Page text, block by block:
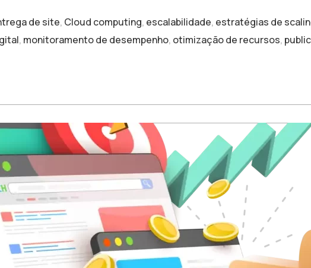
de site, Cloud computing, escalabilidade, estratégias de
, monitoramento de desempenho, otimização de recursos,